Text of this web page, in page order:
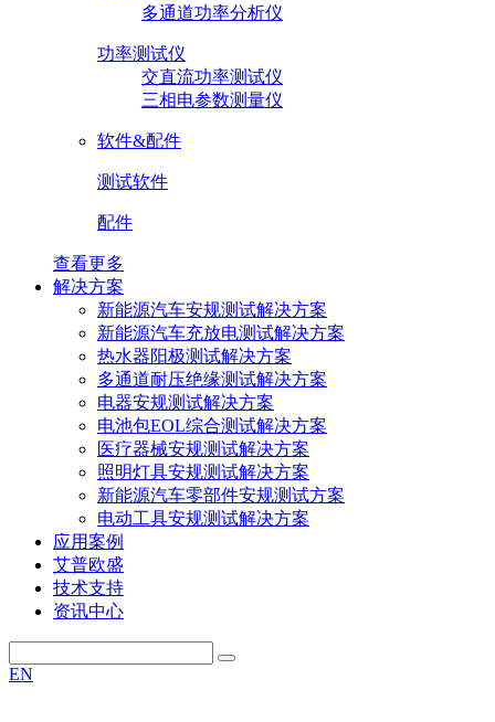
多通道功率分析仪
功率测试仪
交直流功率测试仪
三相电参数测量仪
软件&配件
测试软件
配件
查看更多
解决方案
新能源汽车安规测试解决方案
新能源汽车充放电测试解决方案
热水器阳极测试解决方案
多通道耐压绝缘测试解决方案
电器安规测试解决方案
电池包EOL综合测试解决方案
医疗器械安规测试解决方案
照明灯具安规测试解决方案
新能源汽车零部件安规测试方案
电动工具安规测试解决方案
应用案例
艾普欧盛
技术支持
资讯中心
EN